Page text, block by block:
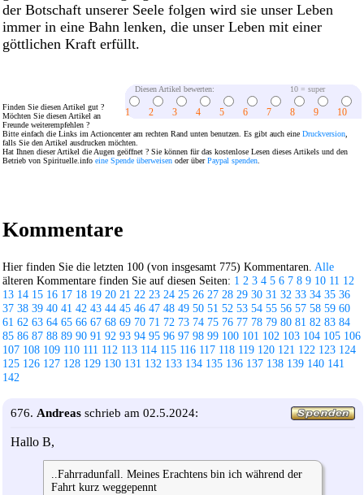
der Botschaft unserer Seele folgen wird sie unser Leben
immer in eine Bahn lenken, die unser Leben mit einer
göttlichen Kraft erfüllt.
Diesen Artikel bewerten: 10 = super
1 2 3 4 5 6 7 8 9 10
Finden Sie diesen Artikel gut ?
Möchten Sie diesen Artikel an
Freunde weiterempfehlen ?
Bitte einfach die Links im Actioncenter am rechten Rand unten benutzen. Es gibt auch eine Druckversion
falls Sie den Artikel ausdrucken möchten.
Hat Ihnen dieser Artikel die Augen geöffnet ? Sie können für das kostenlose Lesen dieses Artikels und den
Betrieb von Spirituelle.info eine Spende überweisen oder überPaypal spenden
Kommentare
Hier finden Sie die letzten 100 (von insgesamt 775) Kommentaren. Alle
älteren Kommentare finden Sie auf diesen Seiten: 1 2 3 4 5 6 7 8 9 10 11 12
13 14 15 16 17 18 19 20 21 22 23 24 25 26 27 28 29 30 31 32 33 34 35 36
37 38 39 40 41 42 43 44 45 46 47 48 49 50 51 52 53 54 55 56 57 58 59 60
61 62 63 64 65 66 67 68 69 70 71 72 73 74 75 76 77 78 79 80 81 82 83 84
85 86 87 88 89 90 91 92 93 94 95 96 97 98 99 100 101 102 103 104 105 106
107 108 109 110 111 112 113 114 115 116 117 118 119 120 121 122 123 124
125 126 127 128 129 130 131 132 133 134 135 136 137 138 139 140 141
142
676. Andreas schrieb am 02.5.2024:
Hallo B,
..Fahrradunfall. Meines Erachtens bin ich während der
Fahrt kurz weggepennt